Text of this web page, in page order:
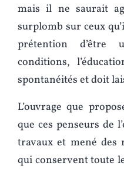
mais il ne saurait
surplomb sur ceux
prétention d’être
conditions,
spontanéités et doit
L’ouvrage que
que ces penseurs de
travaux et mené des
qui conservent toute